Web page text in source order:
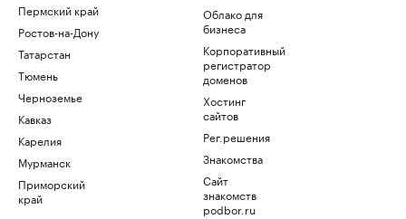
Пермский край
Ростов-на-Дону
Татарстан
Тюмень
Черноземье
Кавказ
Карелия
Мурманск
Приморский
край
Облако для
бизнеса
Корпоративный
регистратор
доменов
Хостинг
сайтов
Рег.решения
Знакомства
Сайт
знакомств
podbor.ru